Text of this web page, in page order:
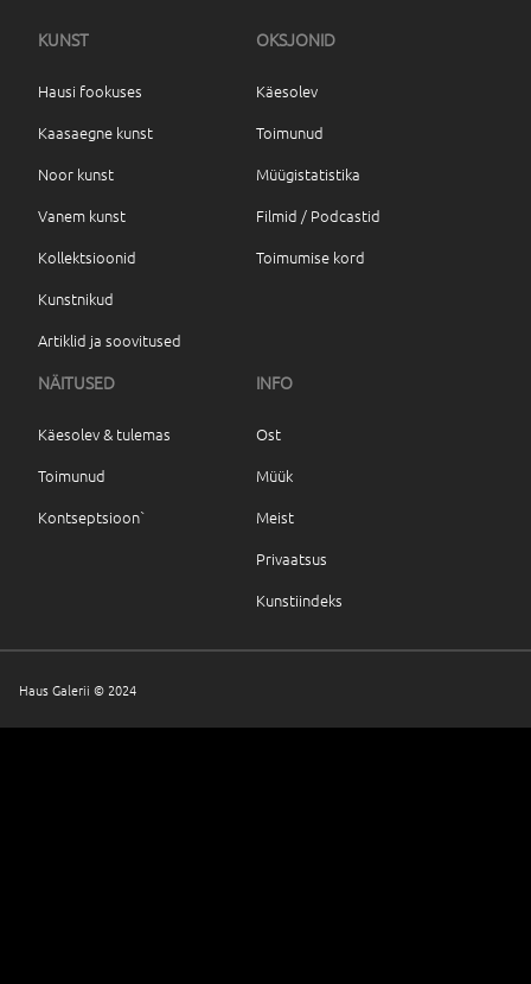
KUNST
Hausi fookuses
Kaasaegne kunst
Noor kunst
Vanem kunst
Kollektsioonid
Kunstnikud
Artiklid ja soovitused
OKSJONID
Käesolev
Toimunud
Müügistatistika
Filmid / Podcastid
Toimumise kord
NÄITUSED
Käesolev & tulemas
Toimunud
Kontseptsioon`
INFO
Ost
Müük
Meist
Privaatsus
Kunstiindeks
Haus Galerii © 2024